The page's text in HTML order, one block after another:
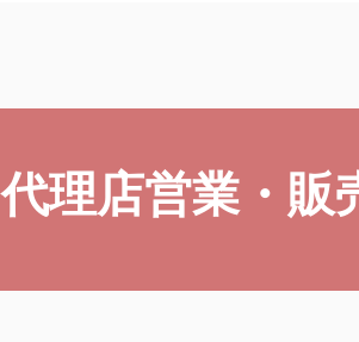
代理店営業・販